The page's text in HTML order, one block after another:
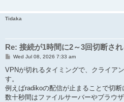
Tidaka
Re: 接続が1時間に2～3回切断され
P
s
Wed Jul 08, 2026 7:33 am
VPNが切れるタイミングで、クライア
す。
例えばradikoの配信が止まることで切
数十秒間はファイルサーバーやブラウ